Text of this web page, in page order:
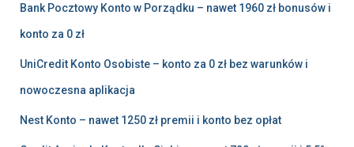
Bank Pocztowy Konto w Porządku – nawet 1960 zł bonusów i
konto za 0 zł
UniCredit Konto Osobiste – konto za 0 zł bez warunków i
nowoczesna aplikacja
Nest Konto – nawet 1250 zł premii i konto bez opłat